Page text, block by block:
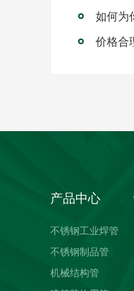
如何为
价格合
产品中心
不锈钢工业焊管
不锈钢制品管
机械结构管